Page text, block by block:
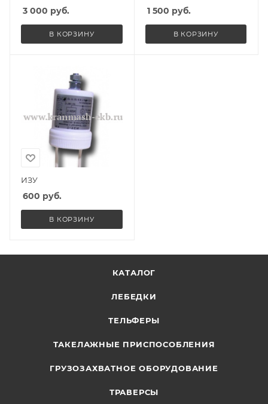
3 000 руб.
В КОРЗИНУ
1 500 руб.
В КОРЗИНУ
ИЗУ
600 руб.
В КОРЗИНУ
КАТАЛОГ
ЛЕБЕДКИ
ТЕЛЬФЕРЫ
ТАКЕЛАЖНЫЕ ПРИСПОСОБЛЕНИЯ
ГРУЗОЗАХВАТНОЕ ОБОРУДОВАНИЕ
ТРАВЕРСЫ